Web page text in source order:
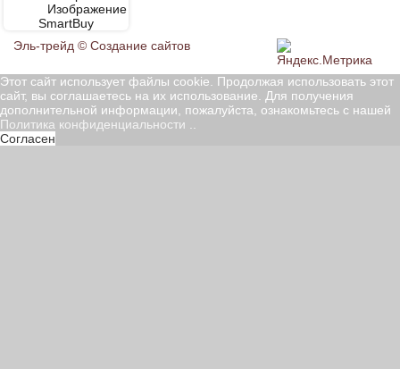
SmartBuy
Эль-трейд © Создание сайтов
Этот сайт использует файлы cookie. Продолжая использовать этот
сайт, вы соглашаетесь на их использование. Для получения
дополнительной информации, пожалуйста, ознакомьтесь с нашей
Политика конфиденциальности ..
Согласен